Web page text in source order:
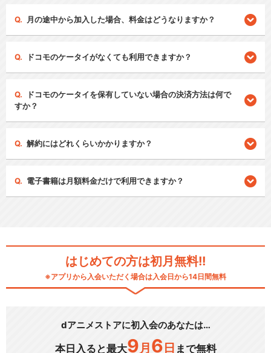
月の途中から加入した場合、料金はどうなりますか？
ドコモのケータイがなくても利用できますか？
ドコモのケータイを保有していない場合の決済方法は何で
すか？
解約にはどれくらいかかりますか？
電子書籍は月額料金だけで利用できますか？
はじめての方は初月無料!!
※アプリから入会いただく場合は入会日から14日間無料
dアニメストアに初入会のあなたは…
本日入ると最大9 月 6 日 まで無料